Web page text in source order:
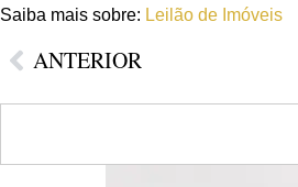
Saiba mais sobre: Leilão de Imóveis
ANTERIOR